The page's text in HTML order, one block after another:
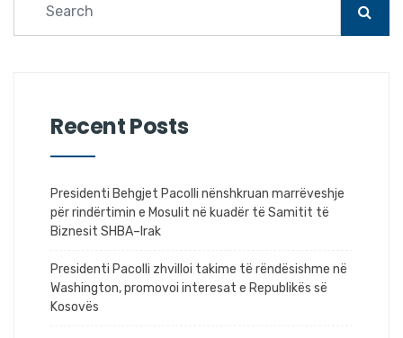
Recent Posts
Presidenti Behgjet Pacolli nënshkruan marrëveshje
për rindërtimin e Mosulit në kuadër të Samitit të
Biznesit SHBA–Irak
Presidenti Pacolli zhvilloi takime të rëndësishme në
Washington, promovoi interesat e Republikës së
Kosovës